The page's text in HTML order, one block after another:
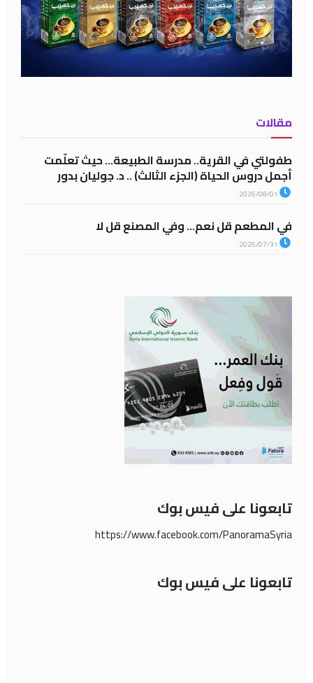
مقالات
طفولتي في القرية.. مدرسة الطبيعة… حيث تعلّمت
أجمل دروس الحياة (الجزء الثالث) .. د. جوليان بدور
في المطعم قل نعم… وفي المصنع قل لا
تابعونا على فيس بوك
https://www.facebook.com/PanoramaSyria
تابعونا على فيس بوك